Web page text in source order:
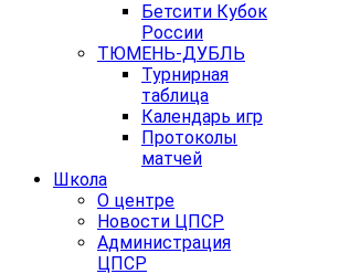
Бетсити Кубок
России
ТЮМЕНЬ-ДУБЛЬ
Турнирная
таблица
Календарь игр
Протоколы
матчей
Школа
О центре
Новости ЦПСР
Администрация
ЦПСР